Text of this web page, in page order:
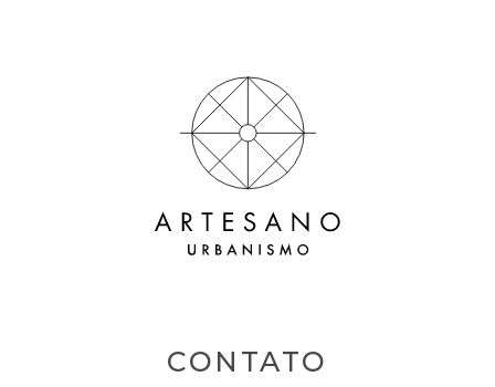
CONTEÚDO
PORTAL DO CLIENTE
CONTATO